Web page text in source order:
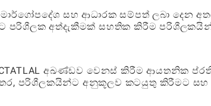
සහ ආධාරක සම්පත් ලබා දෙන
පරිශීලක අත්දැකීමක් සහතික කිරීම
CTATLAL අඛණ්ඩව වෙනස් කිරීම ආයතනික
පරිශීලකයින්ට අනුකූලව කටයුතු කිරීමට